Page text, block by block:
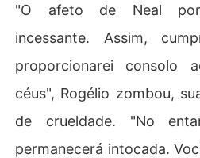
"O afeto de Neal por
incessante. Assim,
proporcionarei consolo
céus", Rogélio zombou,
de crueldade. "No
permanecerá intocada.